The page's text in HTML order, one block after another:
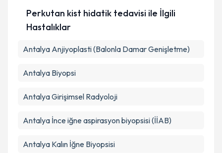
Perkutan kist hidatik tedavisi ile İlgili
Hastalıklar
Antalya Anjiyoplasti (Balonla Damar Genişletme)
Antalya Biyopsi
Antalya Girişimsel Radyoloji
Antalya İnce iğne aspirasyon biyopsisi (İİAB)
Antalya Kalın İğne Biyopsisi